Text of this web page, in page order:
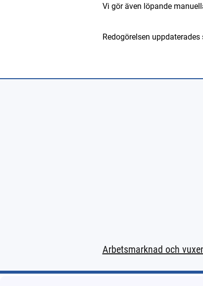
Vi gör även löpande
Redogörelsen
Arbetsmarknad och